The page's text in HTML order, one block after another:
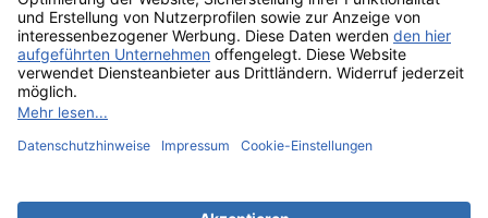
UNTERNEHMEN
RECHTLICHES
IHR KONTO 